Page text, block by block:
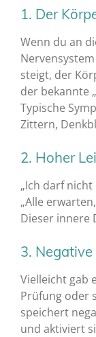
1. Der
Wenn du an
steigt, der
der bekannte
Typische
Zittern,
2. Hoher
„Ich darf
„Alle
Dieser innere
3.
Vielleicht gab
Prüfung oder
speichert
und aktiviert